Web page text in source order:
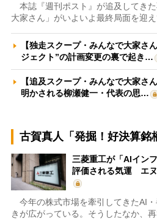
本誌『週刊ポスト』が追及してき
大家さん」がいよいよ最終局面を迎
【独走スクープ・みんなで大家さ
ジェクト”の計画変更の裏で起き…
【追及スクープ・みんなで大家さ
明かされる柳瀬健一・代表の思…
古賀真人「発掘！好決算銘
三菱重工が「AIイン
評価される気運 エ
今年の株式市場を牽引してきたAI
きが広がっている。そうしたなか、